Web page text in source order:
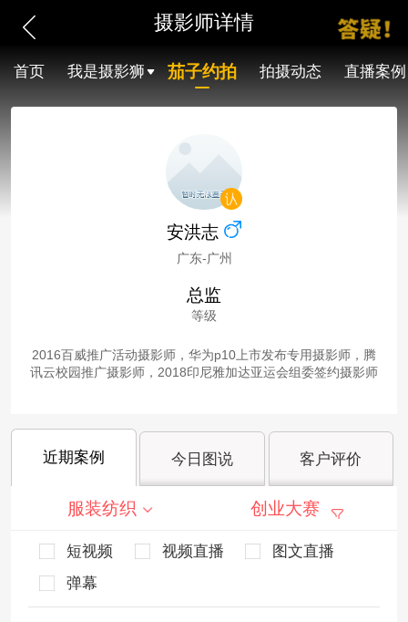
摄影师详情
首页 我是摄影狮 茄子约拍 拍摄动态 直播案例
安洪志
广东-广州
总监
等级
2016百威推广活动摄影师，华为p10上市发布专用摄影师，腾
讯云校园推广摄影师，2018印尼雅加达亚运会组委签约摄影师
近期案例 今日图说 客户评价
服装纺织 创业大赛
短视频 视频直播
图文直播
弹幕